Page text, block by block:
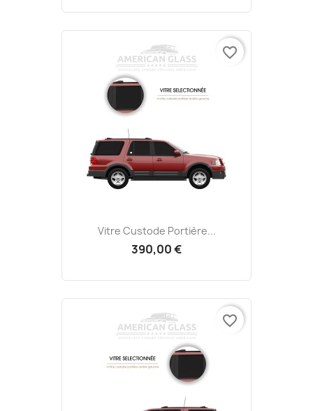
Vitre Custode Portière...
390,00 €
favorite_border
favorite_border